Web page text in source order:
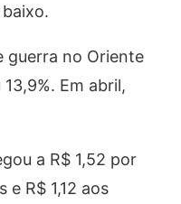
guerra no Oriente
Em abril,
a R$ 1,52 por
R$ 1,12 aos